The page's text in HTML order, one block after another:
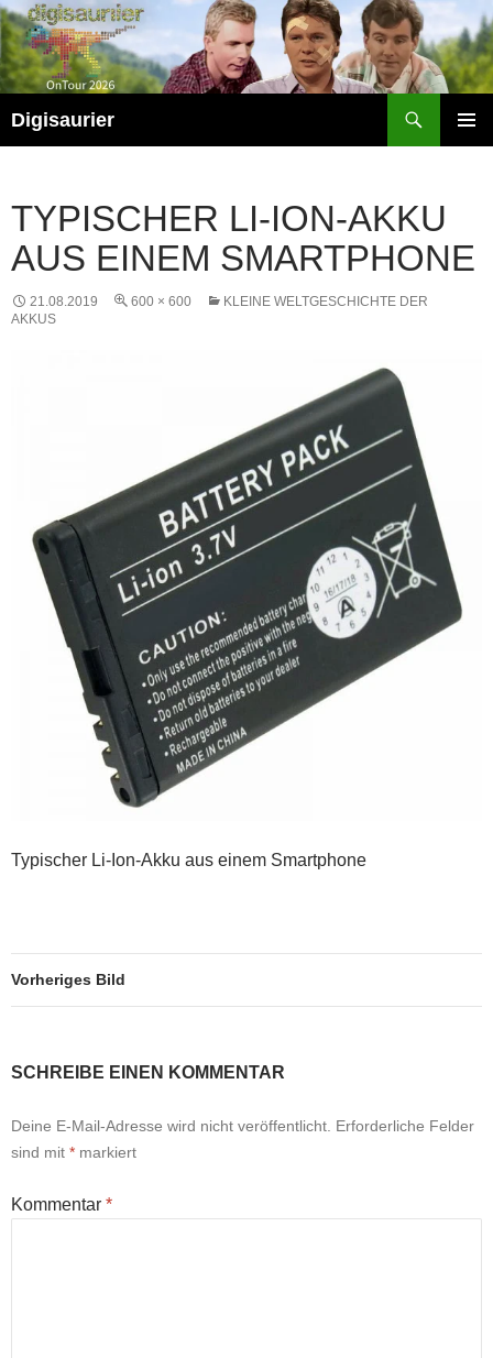
Zum
Inhalt
springen
Digisaurier
TYPISCHER LI-ION-AKKU
AUS EINEM SMARTPHONE
21.08.2019 600 × 600
KLEINE WELTGESCHICHTE DER
AKKUS
Typischer Li-Ion-Akku aus einem Smartphone
Vorheriges Bild
SCHREIBE EINEN KOMMENTAR
Deine E-Mail-Adresse wird nicht veröffentlicht. Erforderliche Felder
sind mit * markiert
Kommentar *